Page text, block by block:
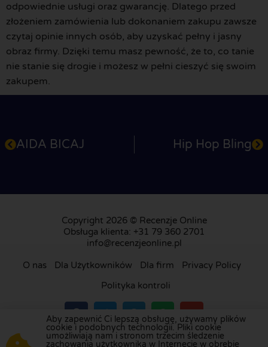
odpowiednie usługi oraz gwarancję. Dlatego przed
złożeniem zamówienia lub dokonaniem zakupu zawsze
czytaj opinie innych osób, aby uzyskać pełny i jasny
obraz firmy. Dzięki temu masz pewność, że to, co tanie
nie stanie się drogie i możesz w pełni cieszyć się swoim
zakupem.
AIDA BICAJ Hip Hop Bling
Copyright 2026 © Recenzje Online
Obsługa klienta: +31 79 360 2701
info@recenzjeonline.pl
O nas Dla Użytkowników Dla firm
Privacy Policy
Polityka kontroli
Odwiedź naszą platformę recenzji wHolandii,
Aby zapewnić Ci lepszą obsługę, używamy plików
cookie i podobnych technologii. Pliki cookie
umożliwiają nam i stronom trzecim śledzenie
zachowania użytkownika w Internecie w obrębie